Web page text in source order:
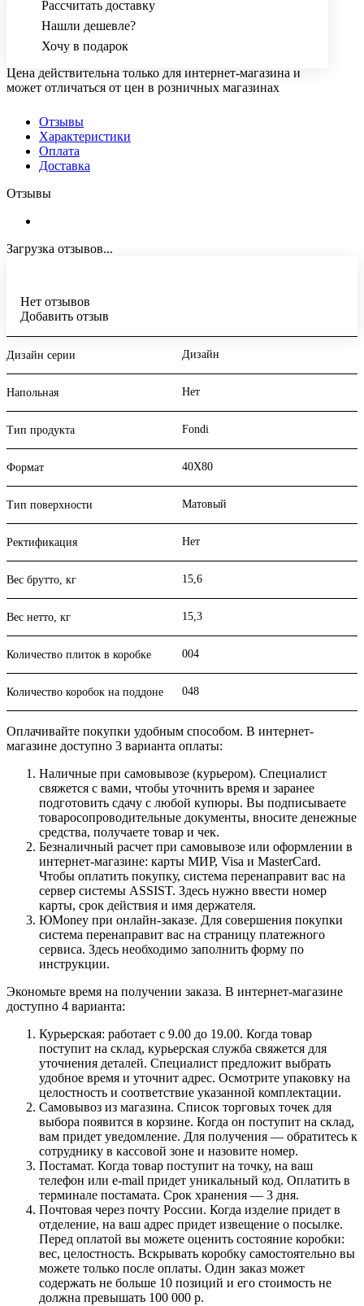
Рассчитать доставку
Нашли дешевле?
Хочу в подарок
Цена действительна только для интернет-магазина и
может отличаться от цен в розничных магазинах
Отзывы
Характеристики
Оплата
Доставка
Отзывы
Загрузка отзывов...
Нет отзывов
Добавить отзыв
Дизайн серии Дизайн
Напольная Нет
Тип продукта Fondi
Формат 40X80
Тип поверхности Матовый
Ректификация Нет
Вес брутто, кг 15,6
Вес нетто, кг 15,3
Количество плиток в коробке 004
Количество коробок на поддоне 048
Оплачивайте покупки удобным способом. В интернет-
магазине доступно 3 варианта оплаты:
Наличные при самовывозе (курьером). Специалист
свяжется с вами, чтобы уточнить время и заранее
подготовить сдачу с любой купюры. Вы подписываете
товаросопроводительные документы, вносите денежные
средства, получаете товар и чек.
Безналичный расчет при самовывозе или оформлении в
интернет-магазине: карты МИР, Visa и MasterCard.
Чтобы оплатить покупку, система перенаправит вас на
сервер системы ASSIST. Здесь нужно ввести номер
карты, срок действия и имя держателя.
ЮMoney при онлайн-заказе. Для совершения покупки
система перенаправит вас на страницу платежного
сервиса. Здесь необходимо заполнить форму по
инструкции.
Экономьте время на получении заказа. В интернет-магазине
доступно 4 варианта:
Курьерская: работает с 9.00 до 19.00. Когда товар
поступит на склад, курьерская служба свяжется для
уточнения деталей. Специалист предложит выбрать
удобное время и уточнит адрес. Осмотрите упаковку на
целостность и соответствие указанной комплектации.
Самовывоз из магазина. Список торговых точек для
выбора появится в корзине. Когда он поступит на склад,
вам придет уведомление. Для получения — обратитесь к
сотруднику в кассовой зоне и назовите номер.
Постамат. Когда товар поступит на точку, на ваш
телефон или e-mail придет уникальный код. Оплатить в
терминале постамата. Срок хранения — 3 дня.
Почтовая через почту России. Когда изделие придет в
отделение, на ваш адрес придет извещение о посылке.
Перед оплатой вы можете оценить состояние коробки:
вес, целостность. Вскрывать коробку самостоятельно вы
можете только после оплаты. Один заказ может
содержать не больше 10 позиций и его стоимость не
должна превышать 100 000 р.